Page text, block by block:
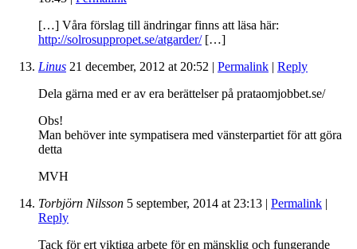
[…] Våra förslag till ändringar finns att läsa här:
http://solrosuppropet.se/atgarder/[…]
Linus 21 december, 2012 at 20:52 | Permalink | Reply
Dela gärna med er av era berättelser på prataomjobbet.se/
Obs!
Man behöver inte sympatisera med vänsterpartiet för att göra
detta
MVH
Torbjörn Nilsson 5 september, 2014 at 23:13 | Permalink |
Reply
Tack för ert viktiga arbete för en mänsklig och fungerande